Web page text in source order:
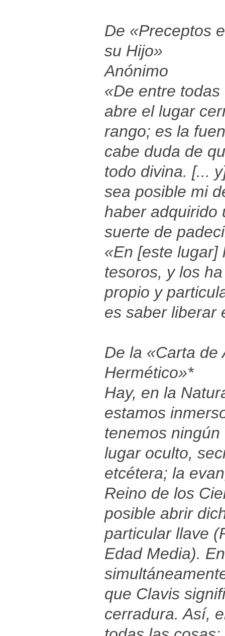
De «Preceptos
su Hijo»
Anónimo
«De entre
abre el lugar
rango; es la
cabe duda de
todo divina. [...
sea posible mi
haber adquirido
suerte de
«En [este lugar]
tesoros, y los
propio y
es saber liberar
De la «Carta de
Hermético»*
Hay, en la
estamos
tenemos
lugar oculto,
etcétera; la
Reino de los
posible abrir
particular llave
Edad Media).
que Clavis
cerradura. Así,